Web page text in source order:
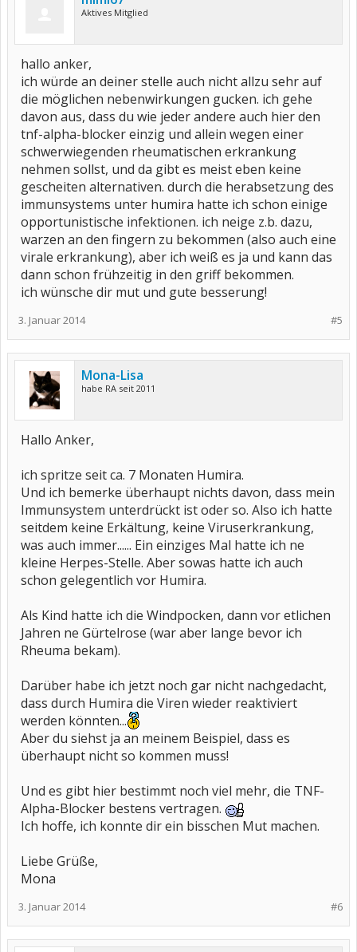
Aktives Mitglied
hallo anker,
ich würde an deiner stelle auch nicht allzu sehr auf
die möglichen nebenwirkungen gucken. ich gehe
davon aus, dass du wie jeder andere auch hier den
tnf-alpha-blocker einzig und allein wegen einer
schwerwiegenden rheumatischen erkrankung
nehmen sollst, und da gibt es meist eben keine
gescheiten alternativen. durch die herabsetzung des
immunsystems unter humira hatte ich schon einige
opportunistische infektionen. ich neige z.b. dazu,
warzen an den fingern zu bekommen (also auch eine
virale erkrankung), aber ich weiß es ja und kann das
dann schon frühzeitig in den griff bekommen.
ich wünsche dir mut und gute besserung!
#5
3. Januar 2014
Mona-Lisa
habe RA seit 2011
Hallo Anker,
ich spritze seit ca. 7 Monaten Humira.
Und ich bemerke überhaupt nichts davon, dass mein
Immunsystem unterdrückt ist oder so. Also ich hatte
seitdem keine Erkältung, keine Viruserkrankung,
was auch immer...... Ein einziges Mal hatte ich ne
kleine Herpes-Stelle. Aber sowas hatte ich auch
schon gelegentlich vor Humira.
Als Kind hatte ich die Windpocken, dann vor etlichen
Jahren ne Gürtelrose (war aber lange bevor ich
Rheuma bekam).
Darüber habe ich jetzt noch gar nicht nachgedacht,
dass durch Humira die Viren wieder reaktiviert
werden könnten...
Aber du siehst ja an meinem Beispiel, dass es
überhaupt nicht so kommen muss!
Und es gibt hier bestimmt noch viel mehr, die TNF-
Alpha-Blocker bestens vertragen.
Ich hoffe, ich konnte dir ein bisschen Mut machen.
Liebe Grüße,
Mona
#6
3. Januar 2014